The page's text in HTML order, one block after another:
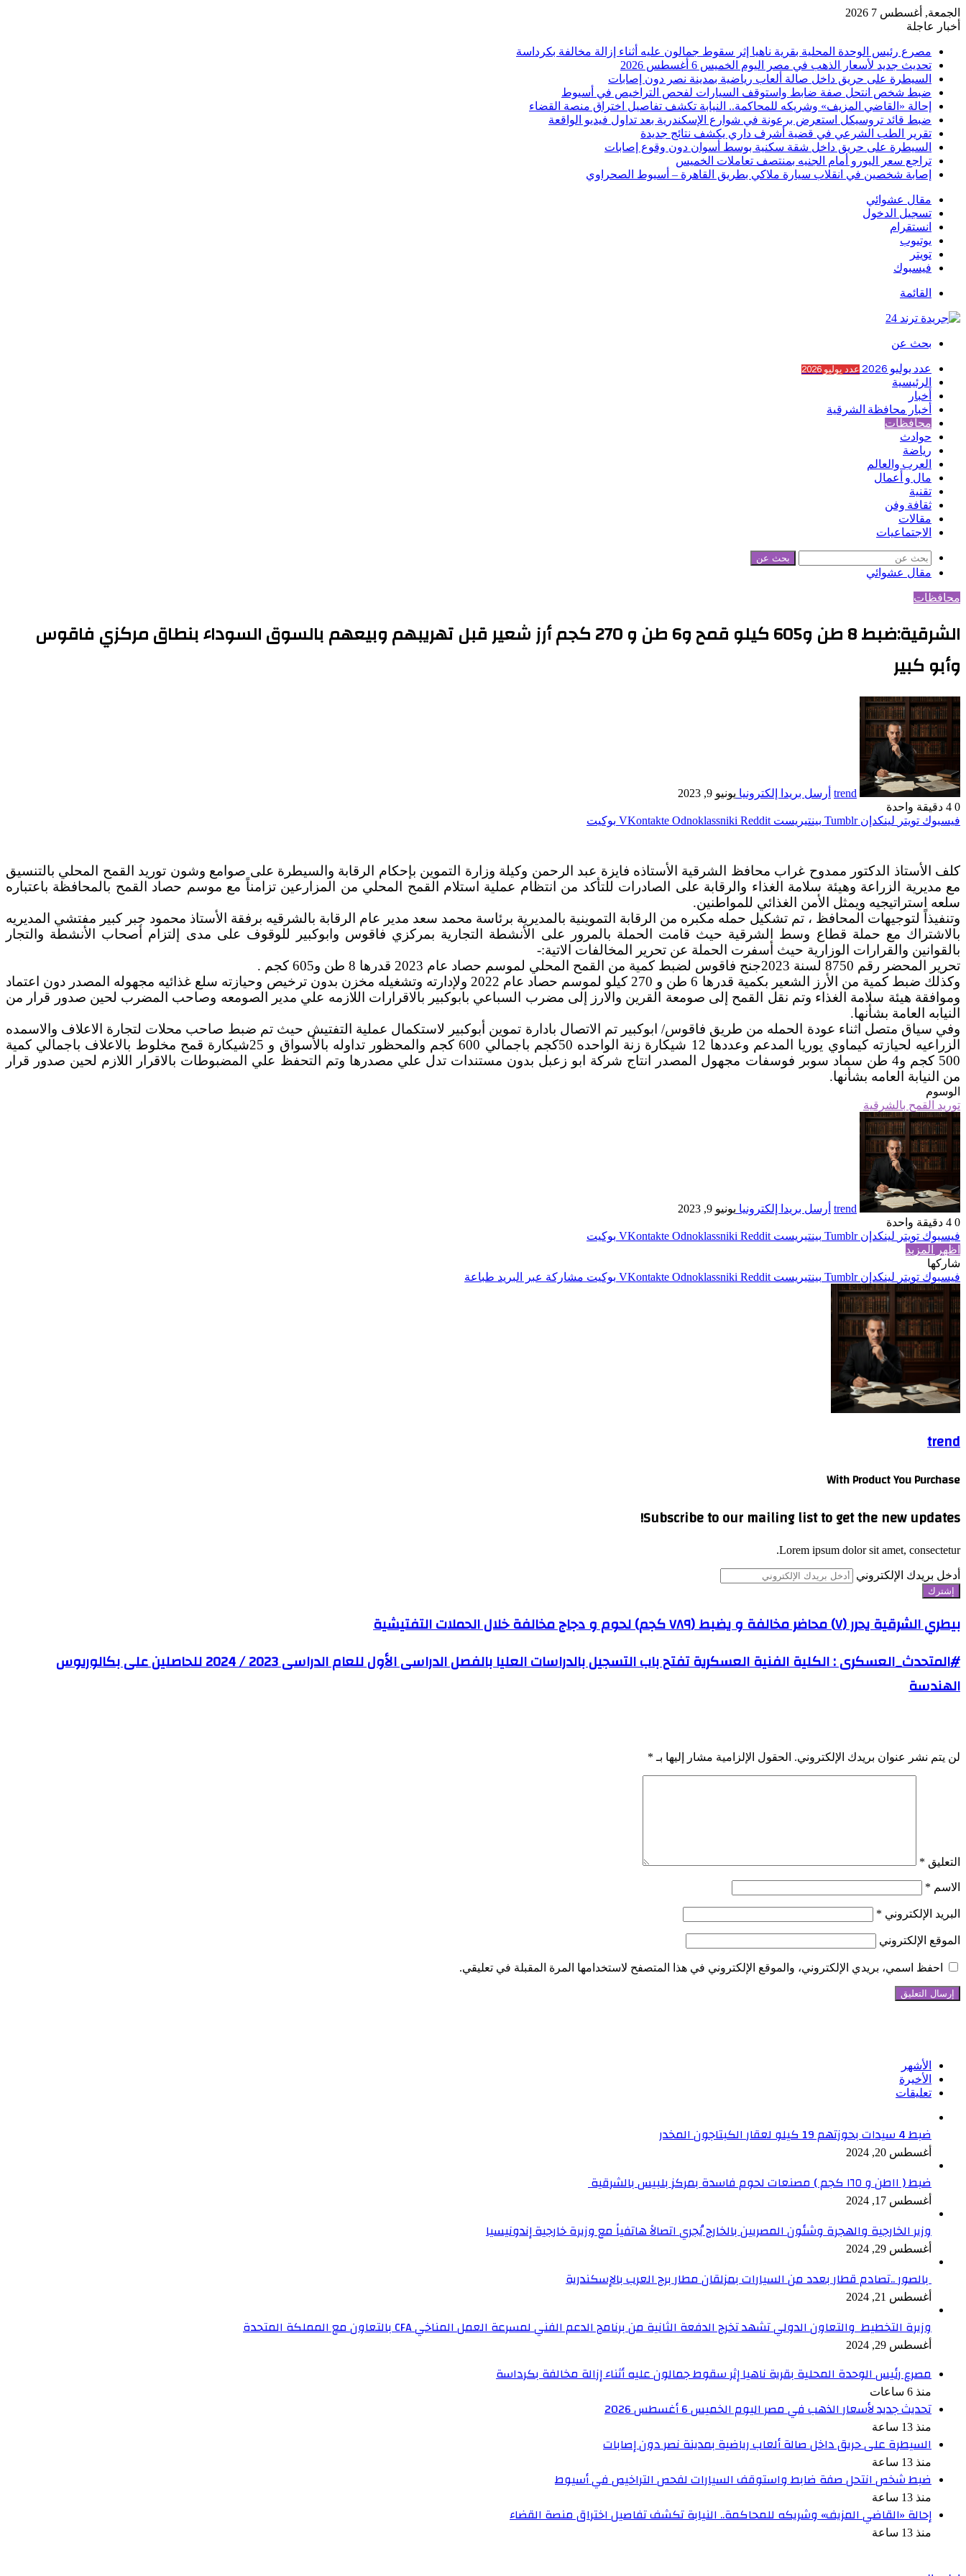
الجمعة, أغسطس 7 2026
أخبار عاجلة
مصرع رئيس الوحدة المحلية بقرية ناهيا إثر سقوط جمالون عليه أثناء إزالة مخالفة بكرداسة
تحديث جديد لأسعار الذهب في مصر اليوم الخميس 6 أغسطس 2026
السيطرة على حريق داخل صالة ألعاب رياضية بمدينة نصر دون إصابات
ضبط شخص انتحل صفة ضابط واستوقف السيارات لفحص التراخيص في أسيوط
إحالة «القاضي المزيف» وشريكه للمحاكمة.. النيابة تكشف تفاصيل اختراق منصة القضاء
ضبط قائد تروسيكل استعرض برعونة في شوارع الإسكندرية بعد تداول فيديو الواقعة
تقرير الطب الشرعي في قضية أشرف داري يكشف نتائج جديدة
السيطرة على حريق داخل شقة سكنية بوسط أسوان دون وقوع إصابات
تراجع سعر اليورو أمام الجنيه بمنتصف تعاملات الخميس
إصابة شخصين في انقلاب سيارة ملاكي بطريق القاهرة – أسيوط الصحراوي
مقال عشوائي
تسجيل الدخول
انستقرام
يوتيوب
تويتر
فيسبوك
القائمة
بحث عن
عدد يوليو 2026 عدد يوليو 2026
الرئيسية
أخبار
أخبار محافظة الشرقية
محافظات
حوادث
رياضة
العرب والعالم
مال و أعمال
تقنية
ثقافة وفن
مقالات
الاجتماعيات
بحث عن
مقال عشوائي
محافظات
الشرقية:ضبط 8 طن و605 كيلو قمح و6 طن و 270 كجم أرز شعير قبل تهريبهم وبيعهم بالسوق السوداء بنطاق مركزي فاقوس
وأبو كبير
trend أرسل بريدا إلكترونيا يونيو 9, 2023
0
دقيقة واحدة
فيسبوك تويتر لينكدإن بينتيريست Odnoklassniki بوكيت
كلف الأستاذ الدكتور ممدوح غراب محافظ الشرقية الأستاذه فايزة عبد الرحمن وكيلة وزارة التموين بإحكام الرقابة والسيطرة على صوامع وشون توريد القمح المحلي بالتنسيق
مع مديرية الزراعة وهيئة سلامة الغذاء والرقابة على الصادرات للتأكد من انتظام عملية استلام القمح المحلي من المزارعين تزامناً مع موسم حصاد القمح بالمحافظة باعتباره
سلعه استراتيجيه ويمثل الأمن الغذائي للمواطنين.
وتنفيذاً لتوجيهات المحافظ ، تم تشكيل حمله مكبره من الرقابة التموينية بالمديرية برئاسة محمد سعد مدير عام الرقابة بالشرقيه برفقة الأستاذ محمود جبر كبير مفتشي المديريه
بالاشتراك مع حملة قطاع وسط الشرقية حيث قامت الحملة بالمرور على الأنشطة التجارية بمركزي فاقوس وابوكبير للوقوف على مدى إلتزام أصحاب الأنشطة والتجار
بالقوانين والقرارات الوزارية حيث أسفرت الحملة عن تحرير المخالفات الاتية:-
تحرير المحضر رقم 8750 لسنة 2023جنح فاقوس لضبط كمية من القمح المحلي لموسم حصاد عام 2023 قدرها 8 طن و605 كجم .
وكذلك ضبط كمية من الأرز الشعير بكمية قدرها 6 طن و 270 كيلو لموسم حصاد عام 2022 ولإدارته وتشغيله مخزن بدون ترخيص وحيازته سلع غذائيه مجهوله المصدر دون اعتماد
وموافقة هيئة سلامة الغذاء وتم نقل القمح إلى صومعة القرين والارز إلى مضرب السباعي بابوكبير بالاقرارات اللازمه علي مدير الصومعه وصاحب المضرب لحين صدور قرار من
النيابه العامة بشأنها.
وفي سياق متصل اثناء عودة الحمله من طريق فاقوس/ ابوكبير تم الاتصال بادارة تموين أبوكبير لاستكمال عملية التفتيش حيث تم ضبط صاحب محلات لتجارة الاعلاف والاسمده
الزراعيه لحيازته كيماوي يوريا المدعم وعددها 12 شيكارة زنة الواحده 50كجم باجمالي 600 كجم والمحظور تداوله بالأسواق و 25شيكارة قمح مخلوط بالاعلاف باجمالي كمية
500 كجم و4 طن سماد سوبر فوسفات مجهول المصدر انتاج شركة ابو زعبل بدون مستندات تدل علي مصدرها وتم التحفظ علي المضبوطات بالاقرار اللازم لحين صدور قرار
من النيابة العامه بشأنها.
الوسوم
توريد القمح بالشرقية
trend أرسل بريدا إلكترونيا يونيو 9, 2023
0
دقيقة واحدة
فيسبوك تويتر لينكدإن بينتيريست Odnoklassniki
بوكيت
اظهر المزيد
شاركها
فيسبوك تويتر لينكدإن بينتيريست Odnoklassniki بوكيت مشاركة عبر البريد طباعة
trend
With Product You Purchase
Subscribe to our mailing list to get the new updates!
Lorem ipsum dolor sit amet, consectetur.
أدخل بريدك الإلكتروني
بيطري الشرقية يحرر (٧) محاضر مخالفة و يضبط (٧٨٩ كجم) لحوم و دجاج مخالفة خلال الحملات التفتيشية
#المتحدث_العسكرى : الكلية الفنية العسكرية تفتح باب التسجيل بالدراسات العليا بالفصل الدراسى الأول للعام الدراسى 2023 / 2024 للحاصلين على بكالوريوس
الهندسة
لن يتم نشر عنوان بريدك الإلكتروني. الحقول الإلزامية مشار إليها بـ *
التعليق *
الاسم *
البريد الإلكتروني *
الموقع الإلكتروني
احفظ اسمي، بريدي الإلكتروني، والموقع الإلكتروني في هذا المتصفح لاستخدامها المرة المقبلة في تعليقي.
الأشهر
الأخيرة
تعليقات
ضبط 4 سيدات بحوزتهم 19 كيلو لعقار الكبتاجون المخدر
أغسطس 20, 2024
ضبط ( ١١طن و ١٦٥ كجم ) مصنعات لحوم فاسدة بمركز بلبيس بالشرقية
أغسطس 17, 2024
وزير الخارجية والهجرة وشئون المصريين بالخارج يُجري اتصالاً هاتفياً مع وزيرة خارجية إندونيسيا
أغسطس 29, 2024
بالصور ..تصادم قطار بعدد من السيارات بمزلقان مطار برج العرب بالإسكندرية
أغسطس 21, 2024
وزيرة التخطيط والتعاون الدولي تشهد تخرج الدفعة الثانية من برنامج الدعم الفني لمسرعة العمل المناخي CFA بالتعاون مع المملكة المتحدة
أغسطس 29, 2024
مصرع رئيس الوحدة المحلية بقرية ناهيا إثر سقوط جمالون عليه أثناء إزالة مخالفة بكرداسة
منذ 6 ساعات
تحديث جديد لأسعار الذهب في مصر اليوم الخميس 6 أغسطس 2026
منذ 13 ساعة
السيطرة على حريق داخل صالة ألعاب رياضية بمدينة نصر دون إصابات
منذ 13 ساعة
ضبط شخص انتحل صفة ضابط واستوقف السيارات لفحص التراخيص في أسيوط
منذ 13 ساعة
إحالة «القاضي المزيف» وشريكه للمحاكمة.. النيابة تكشف تفاصيل اختراق منصة القضاء
منذ 13 ساعة